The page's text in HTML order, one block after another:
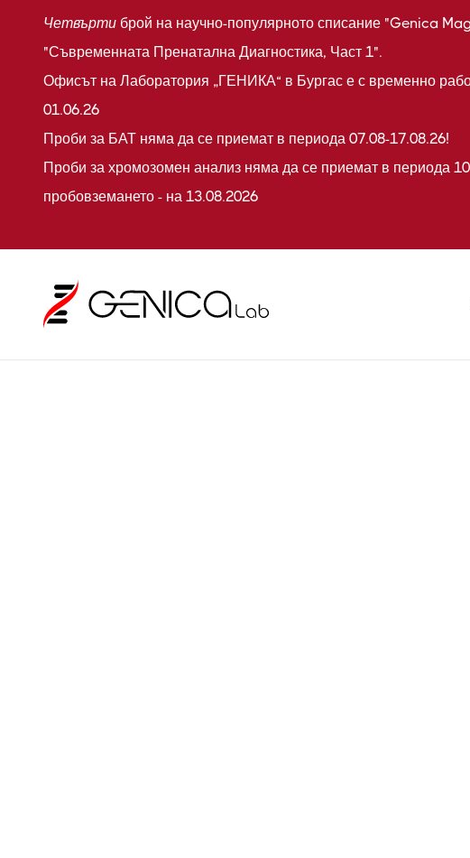
Четвърти брой на научно-популярното списание "Genica
"Съвременната Пренатална Диагностика, Част 1".
Офисът на Лаборатория „ГЕНИКА“ в Бургас е с временно
01.06.26
Проби за БАТ няма да се приемат в периода 07.08-17.08.26!
Проби за хромозомен анализ няма да се приемат в периода
пробовземането - на 13.08.2026